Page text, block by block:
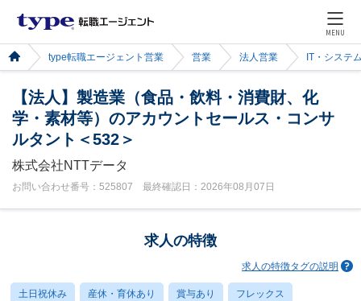
MENU
type転職エージェント営業 営業 法人営業 IT・システ
【法人】製造業（食品・飲料・消費財、化
学・素材等）のアカウントセールス・コンサ
ルタント＜532＞
株式会社NTTデータ
お問い合わせ番号：525807 最終確認日：2026年08月07日
求人の特徴
求人の特徴タグの説明
土日祝休み 産休・育休あり 賞与あり フレックス